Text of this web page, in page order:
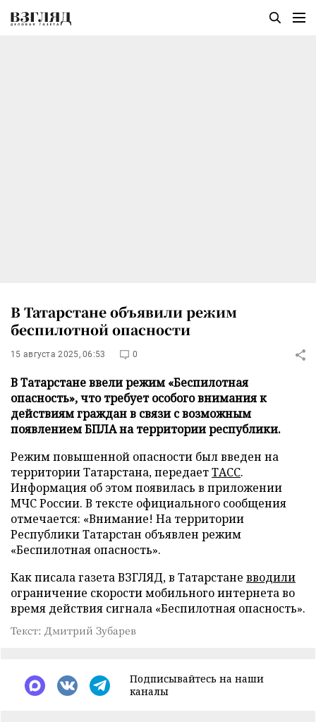
В Татарстане объявили режим
беспилотной опасности
15 августа 2025, 06:53 0
В Татарстане ввели режим «Беспилотная
опасность», что требует особого внимания к
действиям граждан в связи с возможным
появлением БПЛА на территории республики.
Режим повышенной опасности был введен на
территории Татарстана, передаетТАСС.
Информация об этом появилась в приложении
МЧС России. В тексте официального сообщения
отмечается: «Внимание! На территории
Республики Татарстан объявлен режим
«Беспилотная опасность».
Как писала газета ВЗГЛЯД, в Татарстане вводили
ограничение скорости мобильного интернета во
время действия сигнала «Беспилотная опасность».
Текст: Дмитрий Зубарев
Подписывайтесь на наши
каналы